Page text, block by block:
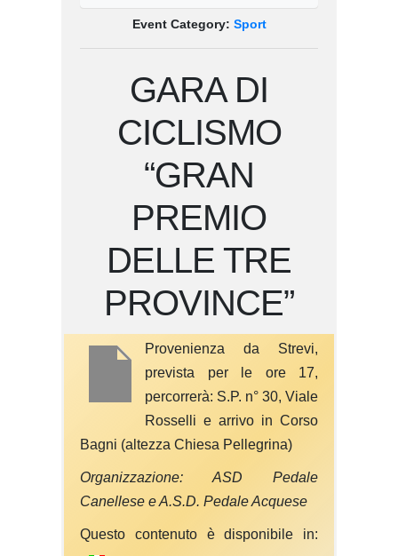
Event Category: Sport
GARA DI
CICLISMO
“GRAN
PREMIO
DELLE TRE
PROVINCE”
Provenienza da Strevi,
prevista per le ore 17,
percorrerà: S.P. n° 30, Viale
Rosselli e arrivo in Corso
Bagni (altezza Chiesa Pellegrina)
Organizzazione: ASD Pedale
Canellese e A.S.D. Pedale Acquese
Questo contenuto è disponibile in: